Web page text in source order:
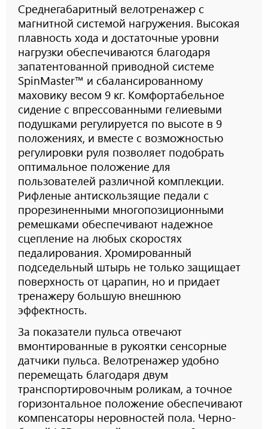
Среднегабаритный велотренажер с
магнитной системой нагружения. Высокая
плавность хода и достаточные уровни
нагрузки обеспечиваются благодаря
запатентованной приводной системе
SpinMaster™ и сбалансированному
маховику весом 9 кг. Комфортабельное
сидение с впрессованными гелиевыми
подушками регулируется по высоте в 9
положениях, и вместе с возможностью
регулировки руля позволяет подобрать
оптимальное положение для
пользователей различной комплекции.
Рифленые антискользящие педали с
прорезиненными многопозиционными
ремешками обеспечивают надежное
сцепление на любых скоростях
педалирования. Хромированный
подседельный штырь не только защищает
поверхность от царапин, но и придает
тренажеру большую внешнюю
эффектность.
За показатели пульса отвечают
вмонтированные в рукоятки сенсорные
датчики пульса. Велотренажер удобно
перемещать благодаря двум
транспортировочным роликам, а точное
горизонтальное положение обеспечивают
компенсаторы неровностей пола. Черно-